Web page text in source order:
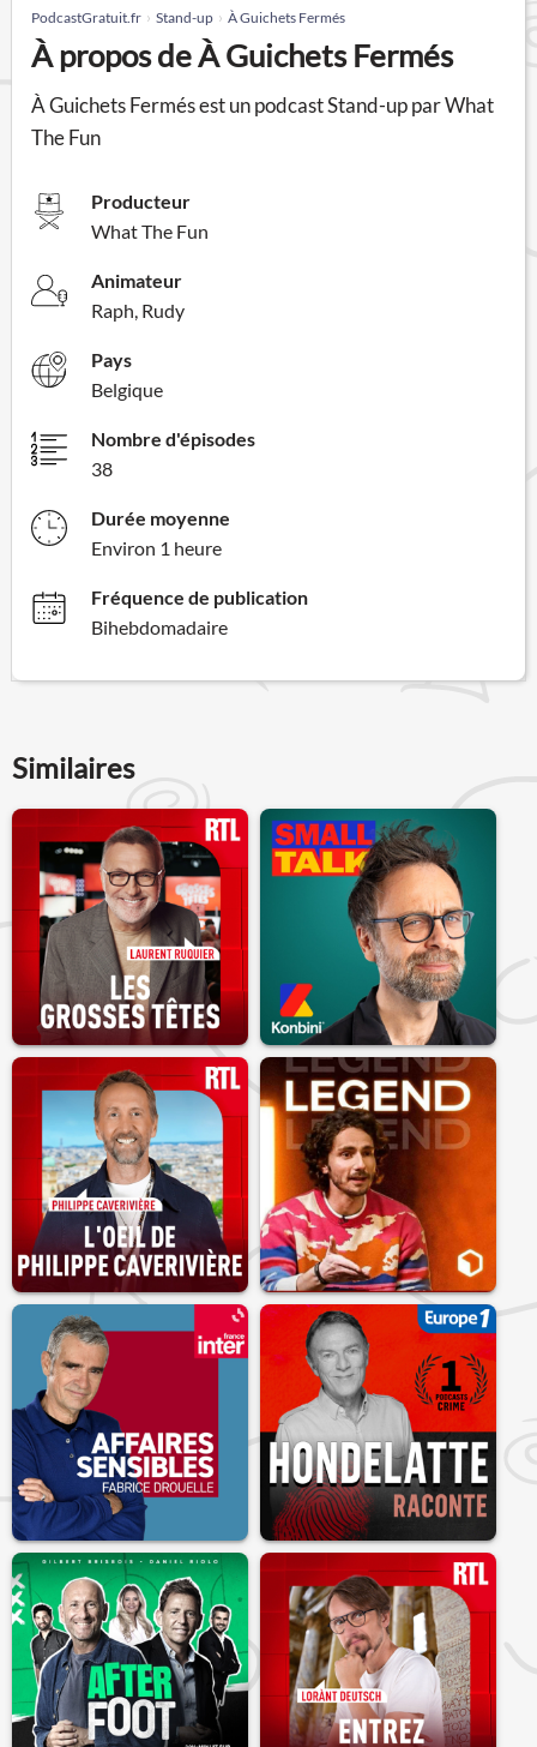
PodcastGratuit.fr Stand-up À Guichets Fermés
À propos de À Guichets Fermés
À Guichets Fermés est un podcast Stand-up par What
The Fun
Producteur
What The Fun
Animateur
Raph, Rudy
Pays
Belgique
Nombre d'épisodes
38
Durée moyenne
Environ 1 heure
Fréquence de publication
Bihebdomadaire
Similaires